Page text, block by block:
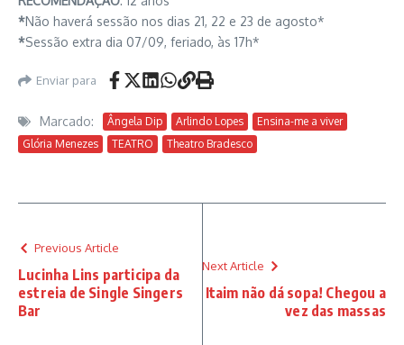
*Não haverá sessão nos dias 21, 22 e 23 de agosto*
*Sessão extra dia 07/09, feriado, às 17h*
Enviar para
Marcado: Ângela Dip Arlindo Lopes
Ensina-me a viver
Glória Menezes
TEATRO Theatro Bradesco
Previous Article
Lucinha Lins participa da
estreia de Single Singers
Bar
Next Article
Itaim não dá sopa! Chegou a
vez das massas